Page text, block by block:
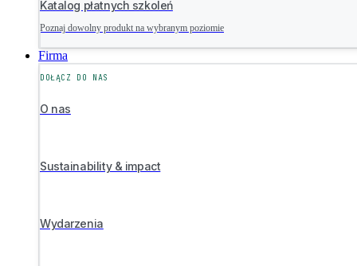
Katalog płatnych szkoleń
Poznaj dowolny produkt na wybranym poziomie
Firma
DOŁĄCZ DO NAS
O nas
Sustainability & impact
Wydarzenia